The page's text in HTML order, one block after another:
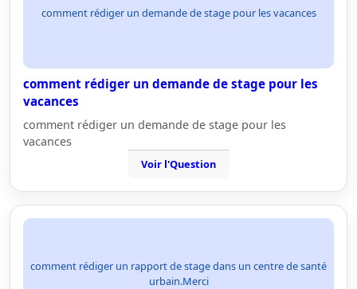
comment rédiger un demande de stage pour les vacances
comment rédiger un demande de stage pour les
vacances
comment rédiger un demande de stage pour les
vacances
Voir l'Question
comment rédiger un rapport de stage dans un centre de santé
urbain.Merci